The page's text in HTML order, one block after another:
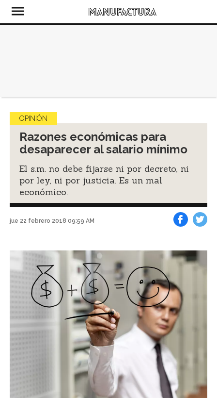
OPINIÓN
Razones económicas para
desaparecer al salario mínimo
El s.m. no debe fijarse ni por decreto, ni
por ley, ni por justicia. Es un mal
económico.
jue 22 febrero 2018 09:59 AM